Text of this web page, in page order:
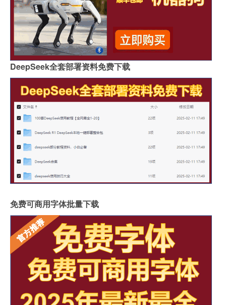
DeepSeek全套部署资料免费下载
免费可商用字体批量下载